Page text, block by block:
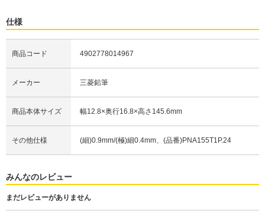
仕様
商品コード 4902778014967
メーカー 三菱鉛筆
商品本体サイズ 幅12.8×奥行16.8×高さ145.6mm
その他仕様 (細)0.9mm/(極)細0.4mm、(品番)PNA155T1P.24
みんなのレビュー
まだレビューがありません